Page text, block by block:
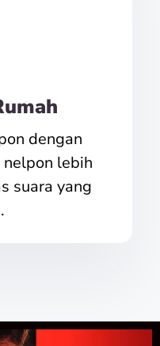
dengan
lebih
suara yang